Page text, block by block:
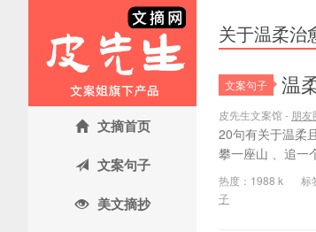
文摘首页
文案句子
美文摘抄
关于温柔治
文案句子 温
皮先生文案馆 - 朋友
20句有关于温柔
攀一座山 、追一
热度：1988 k 标
子